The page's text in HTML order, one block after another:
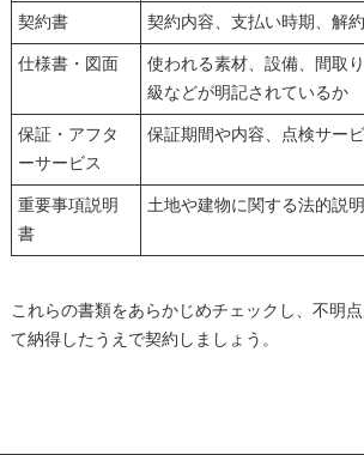
契約書
契約内容、支払い時期、解
仕様書・図面
使われる素材、設備、間取
級などが明記されているか
保証・アフタ
ーサービス
保証期間や内容、点検サー
重要事項説明
書
土地や建物に関する法的説
これらの書類をあらかじめチェックし、不明
て納得したうえで契約しましょう。